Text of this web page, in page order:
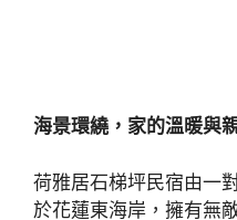
海景環繞，家的溫暖與
荷雅居石梯坪民宿由一
於花蓮東海岸，擁有無